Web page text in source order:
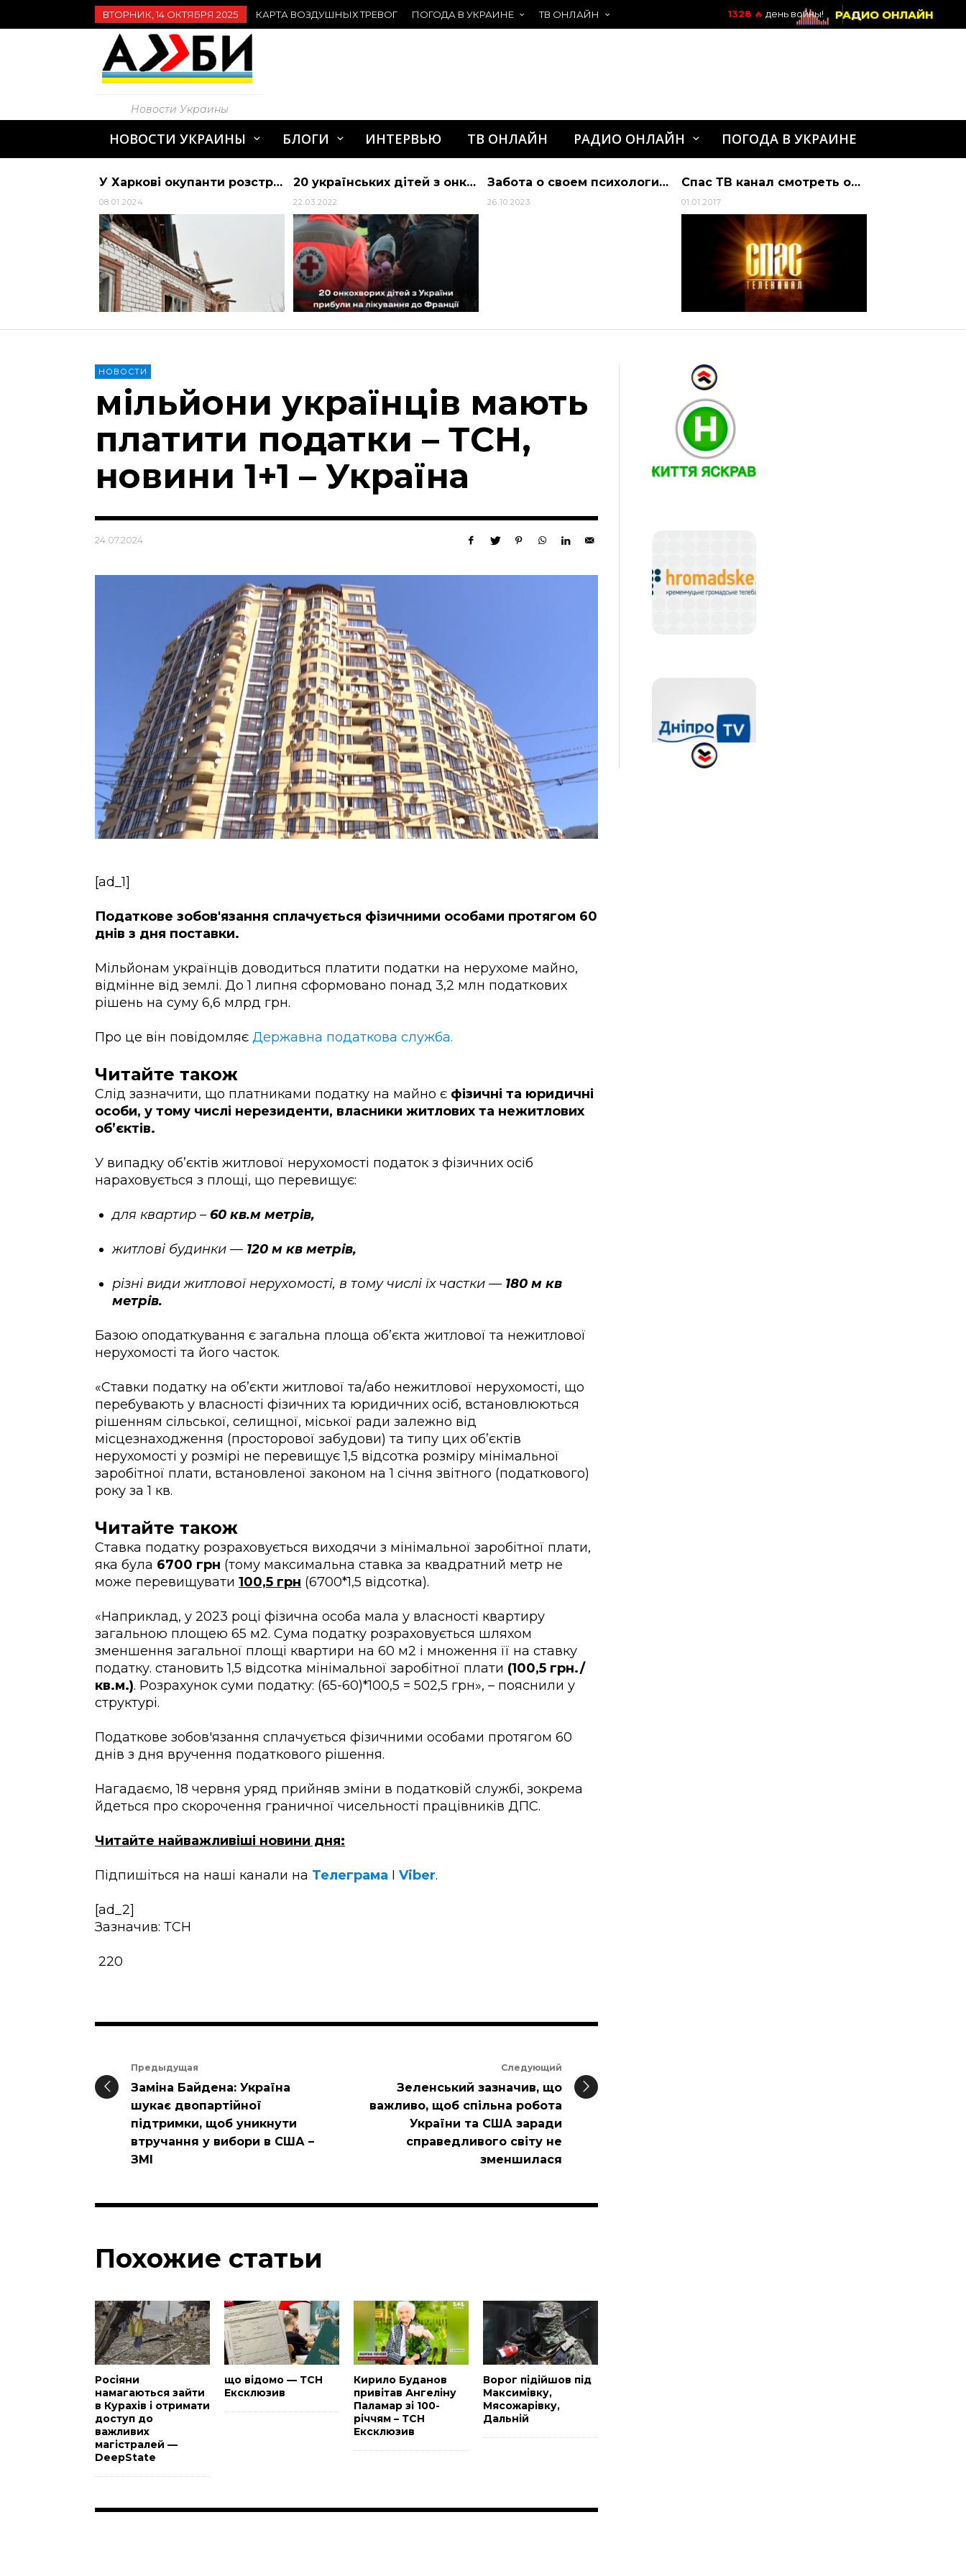
ВТОРНИК, 14 ОКТЯБРЯ 2025 КАРТА ВОЗДУШНЫХ ТРЕВОГ ПОГОДА В УКРАИНЕ ТВ ОНЛАЙН РАДИО ОНЛАЙН
1328 🔥день войны!
Новости Украины
НОВОСТИ УКРАИНЫ БЛОГИ ИНТЕРВЬЮ ТВ ОНЛАЙН РАДИО ОНЛАЙН ПОГОДА В УКРАИНЕ
У Харкові окупанти розстріляли дитячу залізницю – подробиці
08.01.2024
20 українських дітей з онкологічними захворюваннями прибули на лікування до Фран… | Президент Украины
22.03.2022
Забота о своем психологическом состоянии – вопрос
26.10.2023
Спас ТВ канал смотреть онлайн
01.01.2017
НОВОСТИ
мільйони українців мають
платити податки – ТСН,
новини 1+1 – Україна
24.07.2024
[ad_1]
Податкове зобов'язання сплачується фізичними особами протягом 60
днів з дня поставки.
Мільйонам українців доводиться платити податки на нерухоме майно,
відмінне від землі. До 1 липня сформовано понад 3,2 млн податкових
рішень на суму 6,6 млрд грн.
Про це він повідомляє Державна податкова служба.
Читайте також
Слід зазначити, що платниками податку на майно є фізичні та юридичні
особи, у тому числі нерезиденти, власники житлових та нежитлових
об’єктів.
У випадку об’єктів житлової нерухомості податок з фізичних осіб
нараховується з площі, що перевищує:
для квартир – 60 кв.м метрів,
житлові будинки — 120 м кв метрів,
різні види житлової нерухомості, в тому числі їх частки — 180 м кв
метрів.
Базою оподаткування є загальна площа об’єкта житлової та нежитлової
нерухомості та його часток.
«Ставки податку на об’єкти житлової та/або нежитлової нерухомості, що
перебувають у власності фізичних та юридичних осіб, встановлюються
рішенням сільської, селищної, міської ради залежно від
місцезнаходження (просторової забудови) та типу цих об’єктів
нерухомості у розмірі не перевищує 1,5 відсотка розміру мінімальної
заробітної плати, встановленої законом на 1 січня звітного (податкового)
року за 1 кв.
Читайте також
Ставка податку розраховується виходячи з мінімальної заробітної плати,
яка була 6700 грн (тому максимальна ставка за квадратний метр не
може перевищувати 100,5 грн (6700*1,5 відсотка).
«Наприклад, у 2023 році фізична особа мала у власності квартиру
загальною площею 65 м2. Сума податку розраховується шляхом
зменшення загальної площі квартири на 60 м2 і множення її на ставку
податку. становить 1,5 відсотка мінімальної заробітної плати (100,5 грн./
кв.м.). Розрахунок суми податку: (65-60)*100,5 = 502,5 грн», – пояснили у
структурі.
Податкове зобов'язання сплачується фізичними особами протягом 60
днів з дня вручення податкового рішення.
Нагадаємо, 18 червня уряд прийняв зміни в податковій службі, зокрема
йдеться про скорочення граничної чисельності працівників ДПС.
Читайте найважливіші новини дня:
Підпишіться на наші канали на Телеграма І Viber.
[ad_2]
Зазначив: ТСН
220
Предыдущая
Заміна Байдена: Україна
шукає двопартійної
підтримки, щоб уникнути
втручання у вибори в США –
ЗМІ
Следующий
Зеленський зазначив, що
важливо, щоб спільна робота
України та США заради
справедливого світу не
зменшилася
Похожие статьи
Росіяни
намагаються зайти
в Курахів і отримати
доступ до
важливих
магістралей —
DeepState
що відомо — ТСН
Ексклюзив
Кирило Буданов
привітав Ангеліну
Паламар зі 100-
річчям – ТСН
Ексклюзив
Ворог підійшов під
Максимівку,
Мясожарівку,
Дальній